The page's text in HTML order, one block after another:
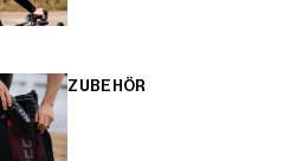
ZUBEHÖR